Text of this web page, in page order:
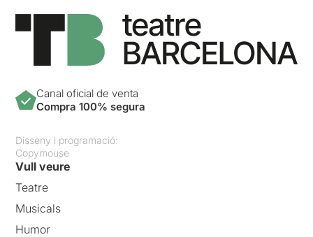
Canal oficial de venta
Compra 100% segura
Disseny i programació:
Copymouse
Vull veure
Teatre
Musicals
Humor